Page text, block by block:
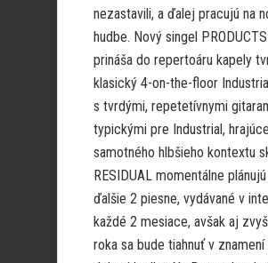
nezastavili, a ďalej pracujú na
hudbe. Nový singel PRODUCTS
prináša do repertoáru kapely
klasický 4-on-the-floor
s tvrdými, repetetívnymi
typickými pre Industrial,
samotného hlbšieho kontextu
RESIDUAL momentálne
ďalšie 2 piesne, vydávané v
každé 2 mesiace, avšak aj
roka sa bude tiahnuť v znamení